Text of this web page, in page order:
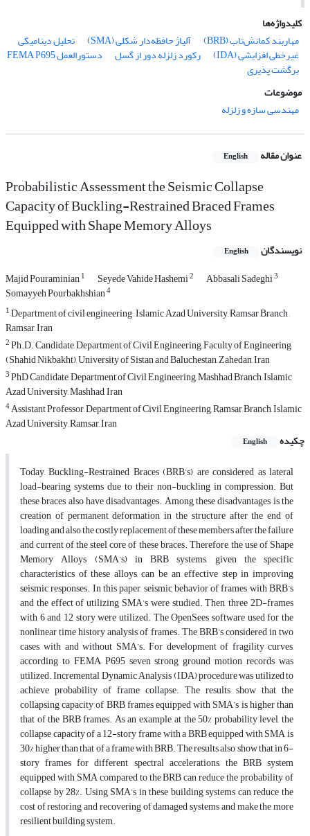
کلیدواژه‌ها
مهاربند کمانش‌تاب (BRB)
آلیاژ حافظه‌دار شکلی (SMA) تحلیل دینامیکی
غیرخطی افزایشی (IDA) رکورد زلزله دور از گسل دستورالعمل FEMA P695
برگشت پذیری
موضوعات
مهندسی سازه و زلزله
عنوان مقاله English
Probabilistic Assessment the Seismic Collapse
Capacity of Buckling-Restrained Braced Frames
Equipped with Shape Memory Alloys
نویسندگان English
Majid Pouraminian1 Seyede Vahide Hashemi2 Abbasali Sadeghi3
Somayyeh Pourbakhshian4
1Department of civil engineering , Islamic Azad University, Ramsar Branch ,
Ramsar, Iran
2Ph.D. Candidate, Department of Civil Engineering, Faculty of Engineering
(Shahid Nikbakht), University of Sistan and Baluchestan, Zahedan, Iran
3PhD Candidate, Department of Civil Engineering, Mashhad Branch, Islamic
Azad University, Mashhad, Iran
4Assistant Professor, Department of Civil Engineering, Ramsar Branch, Islamic
Azad University, Ramsar, Iran
چکیده
English
Today, Buckling-Restrained Braces (BRB’s) are considered as lateral
load-bearing systems due to their non-buckling in compression. But
these braces also have disadvantages. Among these disadvantages is the
creation of permanent deformation in the structure after the end of
loading and also the costly replacement of these members after the failure
and current of the steel core of these braces. Therefore, the use of Shape
Memory Alloys (SMA’s) in BRB systems, given the specific
characteristics of these alloys, can be an effective step in improving
seismic responses. In this paper, seismic behavior of frames with BRB’s
and the effect of utilizing SMA’s were studied. Then, three 2D-frames
with 6 and 12 story were utilized. The OpenSees software used for the
nonlinear time history analysis of frames. The BRB’s considered in two
cases, with and without SMA’s. For development of fragility curves,
according to FEMA P695 seven strong ground motion records was
utilized. Incremental Dynamic Analysis (IDA) procedure was utilized to
achieve probability of frame collapse. The results show that the
collapsing capacity of BRB frames equipped with SMA’s is higher than
that of the BRB frames. As an example, at the 50% probability level, the
collapse capacity of a 12-story frame with a BRB equipped with SMA is
30% higher than that of a frame with BRB. The results also show that in 6-
story frames for different spectral accelerations, the BRB system
equipped with SMA compared to the BRB can reduce the probability of
collapse by 28%. Using SMA’s in these building systems can reduce the
cost of restoring and recovering of damaged systems and make the more
resilient building system.